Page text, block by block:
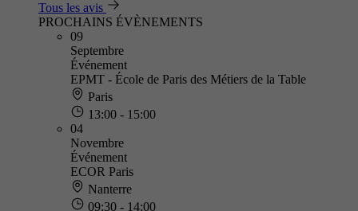
Tous les avis
PROCHAINS ÉVÈNEMENTS
09
Septembre
Événement
EPMT - École de Paris des Métiers de la Table
Paris
13:00 - 15:00
04
Novembre
Événement
ECOR Paris
Nanterre
09:30 - 14:00